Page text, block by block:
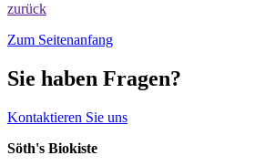
zurück
Zum Seitenanfang
Sie haben Fragen?
Kontaktieren Sie uns
Söth's Biokiste